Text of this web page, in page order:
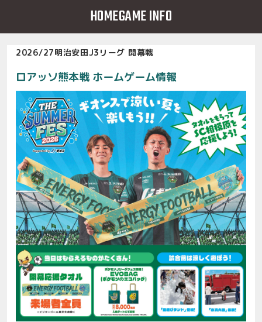
HOMEGAME INFO
2026/27明治安田J3リーグ 開幕戦
ロアッソ熊本戦 ホームゲーム情報